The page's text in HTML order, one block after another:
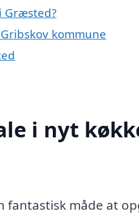
Græsted?
kommune
i nyt
måde at